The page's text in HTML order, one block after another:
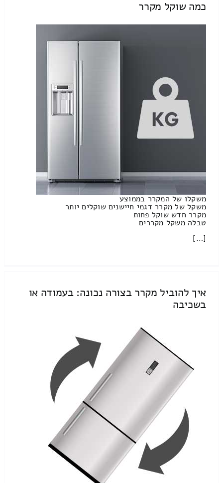
כמה שוקל מקרר
משקלו של המקרר בממוצע
משקל של מקרר דגמי חיישנים שוקלים יותר
מקרר חדש שוקל פחות
טבלה משקל מקררים
[…]
איך להוביל מקרר בצורה נכונה: בעמודה או
בשכיבה